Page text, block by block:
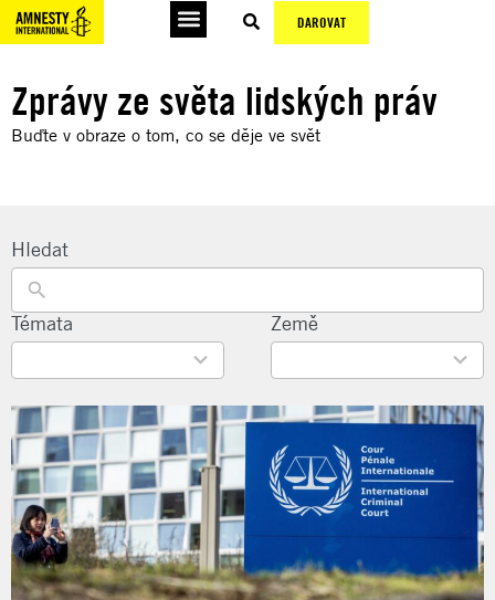
DAROVAT
Zprávy ze světa lidských práv
Buďte v obraze o tom, co se děje ve svět
Hledat
Témata
22
results
Země
135
results